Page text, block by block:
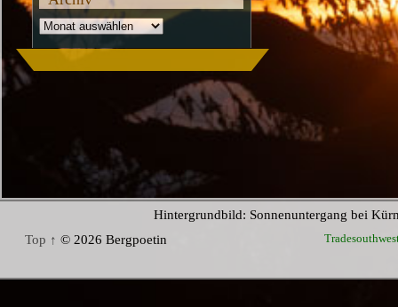
Archiv
Hintergrundbild: Sonnenuntergang bei
Top ↑ © 2026 Bergpoetin